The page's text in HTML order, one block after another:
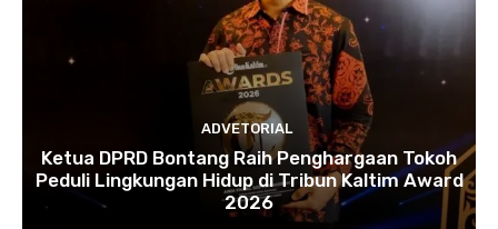
ADVETORIAL
Ketua DPRD Bontang Raih Penghargaan Tokoh
Peduli Lingkungan Hidup di Tribun Kaltim Award
2026